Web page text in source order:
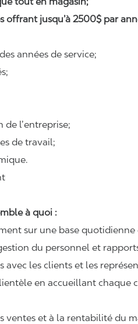
offrant jusqu’à 2500$ par
années de service;
de l’entreprise;
de travail;
à quoi :
sur une base
du personnel et
avec les clients et les
en accueillant
ventes et à la rentabilité du